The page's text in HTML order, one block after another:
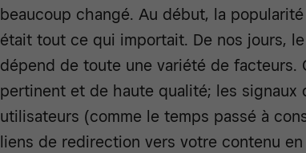
beaucoup changé. Au début, la
était tout ce qui importait. De nos jours,
dépend de toute une variété de facteurs.
pertinent et de haute qualité; les signaux
utilisateurs (comme le temps passé à
liens de redirection vers votre contenu